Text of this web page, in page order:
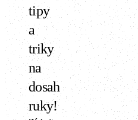
tipy
a
triky
na
dosah
ruky!